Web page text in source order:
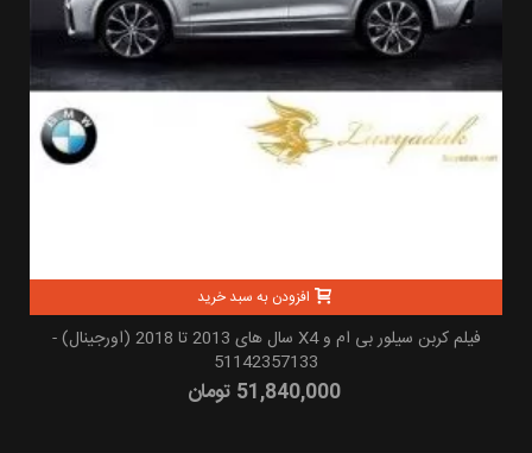
افزودن به سبد خرید
فیلم کربن سیلور بی ام و X4 سال های 2013 تا 2018 (اورجینال) -
51142357133
51,840,000 تومان